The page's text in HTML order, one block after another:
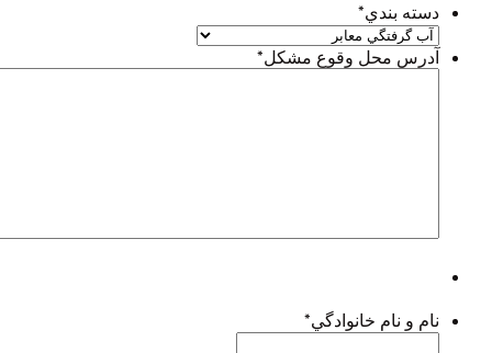
بندي
محل وقوع مشكل*
نام خانوادگي*